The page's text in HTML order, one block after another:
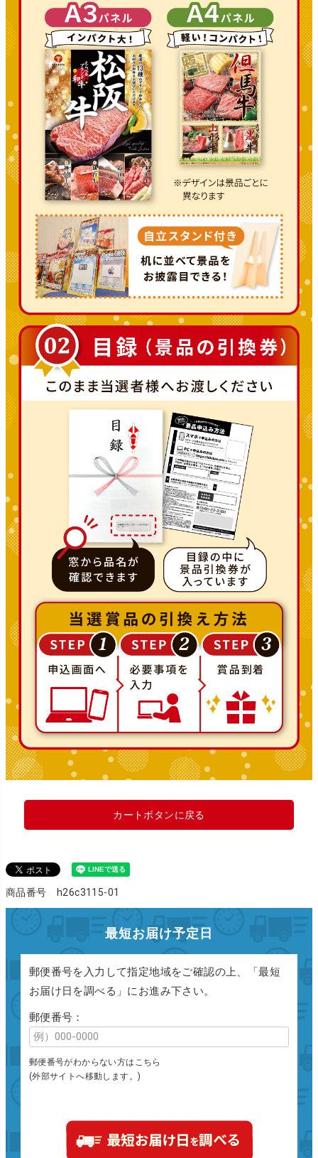
カートボタンに戻る
商品番号 h26c3115-01
最短お届け予定日
郵便番号を入力して指定地域をご確認の上、「最短
お届け日を調べる」にお進み下さい。
郵便番号：
郵便番号がわからない方はこちら
(外部サイトへ移動します。)